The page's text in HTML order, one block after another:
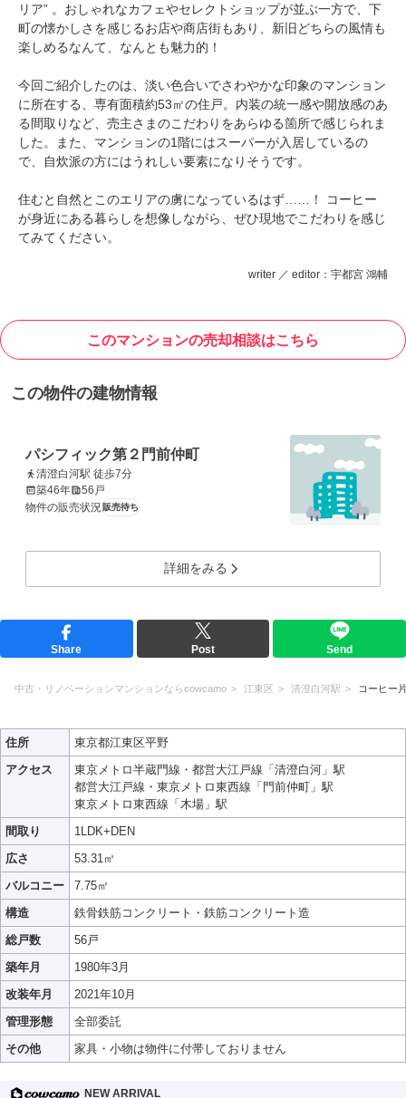
リア” 。おしゃれなカフェやセレクトショップが並ぶ一方で、下
町の懐かしさを感じるお店や商店街もあり、新旧どちらの風情も
楽しめるなんて、なんとも魅力的！
今回ご紹介したのは、淡い色合いでさわやかな印象のマンション
に所在する、専有面積約53㎡の住戸。内装の統一感や開放感のあ
る間取りなど、売主さまのこだわりをあらゆる箇所で感じられま
した。また、マンションの1階にはスーパーが入居しているの
で、自炊派の方にはうれしい要素になりそうです。
住むと自然とこのエリアの虜になっているはず……！ コーヒー
が身近にある暮らしを想像しながら、ぜひ現地でこだわりを感じ
てみてください。
writer ／ editor：宇都宮 鴻輔
このマンションの売却相談はこちら
この物件の建物情報
パシフィック第２門前仲町
清澄白河駅 徒歩7分
築46年
56戸
物件の販売状況 販売待ち
詳細をみる
Share Post Send
中古・リノベーションマンションならcowcamo 江東区 清澄白河駅 コーヒー
住所
東京都江東区平野
アクセス
東京メトロ半蔵門線・都営大江戸線「清澄白河」駅
都営大江戸線・東京メトロ東西線「門前仲町」駅
東京メトロ東西線「木場」駅
間取り
1LDK+DEN
広さ
53.31㎡
バルコニー
7.75㎡
構造
鉄骨鉄筋コンクリート・鉄筋コンクリート造
総戸数
56戸
築年月
1980年3月
改装年月
2021年10月
管理形態
全部委託
その他
家具・小物は物件に付帯しておりません
NEW ARRIVAL